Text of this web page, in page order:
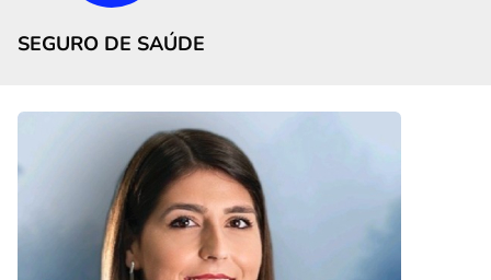
SEGURO DE SAÚDE